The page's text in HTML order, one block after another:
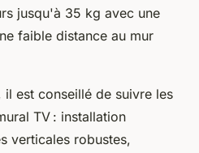
jusqu'à 35 kg avec une
faible distance au mur
est conseillé de suivre les
TV : installation
verticales robustes,